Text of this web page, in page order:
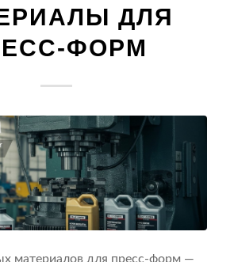
ДЛЯ
ФОРМ
материалов для пресс-форм —